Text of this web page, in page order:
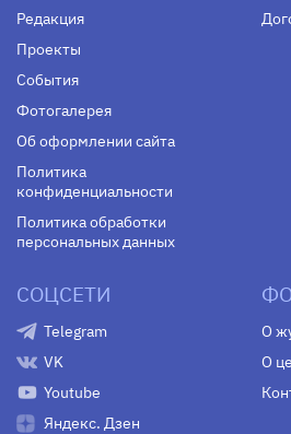
Редакция
Проекты
События
Фотогалерея
Об оформлении сайта
Политика
конфиденциальности
Политика обработки
персональных данных
СОЦСЕТИ
Telegram
VK
Youtube
Яндекс. Дзен
О
О